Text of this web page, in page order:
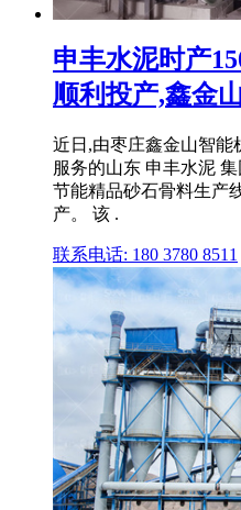
申丰水泥时产
顺利投产,鑫金
近日,由枣庄鑫金山智能
服务的山东 申丰水泥
节能精品砂石骨料生产
产。 该 .
联系电话: 180 3780 8511